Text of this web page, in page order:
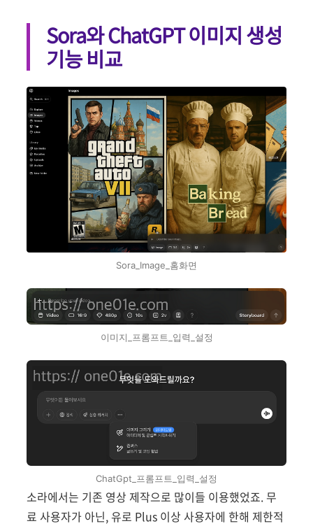
Sora와 ChatGPT 이미지 생성
기능 비교
Sora_Image_홈화면
이미지_프롬프트_입력_설정
ChatGpt_프롬프트_입력_설정
소라에서는 기존 영상 제작으로 많이들 이용했었죠. 무
료 사용자가 아닌, 유로 Plus 이상 사용자에 한해 제한적